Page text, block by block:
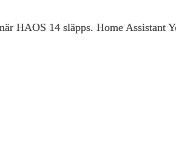
HAOS 14 släpps. Home Assistant